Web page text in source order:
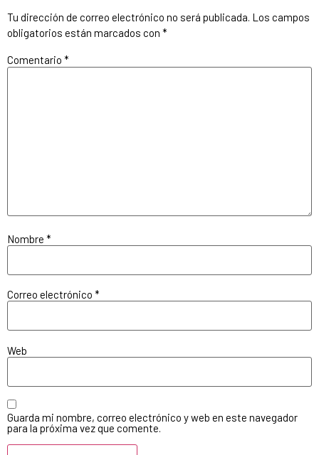
Tu dirección de correo electrónico no será publicada. Los campos
obligatorios están marcados con *
Comentario *
Nombre *
Correo electrónico *
Web
Guarda mi nombre, correo electrónico y web en este navegador
para la próxima vez que comente.